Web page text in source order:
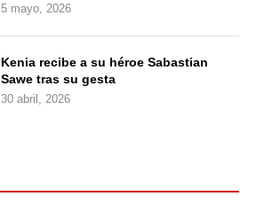
5 mayo, 2026
Kenia recibe a su héroe Sabastian
Sawe tras su gesta
30 abril, 2026